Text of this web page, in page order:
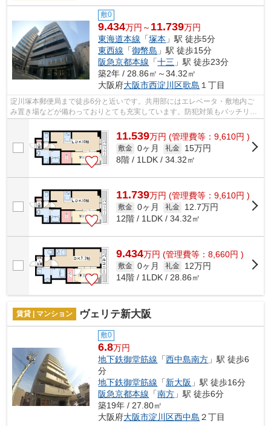
敷0
9.434万円～ 11.739万円
東海道本線 「塚本 」駅 徒歩5分
東西線 「御幣島 」駅 徒歩15分
阪急京都本線 「十三 」駅 徒歩23分
築2年 / 28.86㎡～34.32㎡
大阪府大阪市西淀川区歌島 １丁目
淀川塚本郵便局まで徒歩6分と近いです。共用部にはエレベータ・敷地内ご
み置き場などが備わっておりとても充実しています。防犯対策もバッチリな
マンションタイプの物件です。こちらは...
11.539万円 (管理費等：9,610円 )
敷金 0ヶ月 礼金
15万円
8階 / 1LDK / 34.32㎡
11.739万円 (管理費等：9,610円 )
敷金 0ヶ月 礼金
12.7万円
12階 / 1LDK / 34.32㎡
9.434万円 (管理費等：8,660円 )
敷金 0ヶ月 礼金
12万円
14階 / 1LDK / 28.86㎡
賃貸 | マンション ヴェリテ新大阪
敷0
6.8万円
地下鉄御堂筋線 「西中島南方 」駅 徒歩6
分
地下鉄御堂筋線 「新大阪 」駅 徒歩16分
阪急京都本線 「南方 」駅 徒歩6分
築19年 / 27.80㎡
大阪府大阪市淀川区西中島 ２丁目